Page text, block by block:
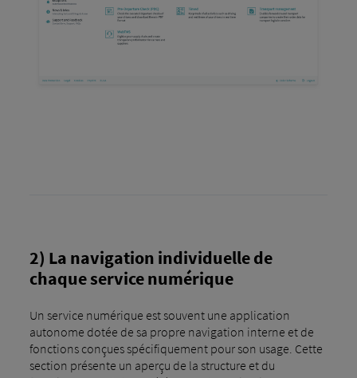
2) La navigation individuelle de
chaque service numérique
Un service numérique est souvent une application
autonome dotée de sa propre navigation interne et de
fonctions conçues spécifiquement pour son usage. Cette
section présente un aperçu de la structure et du